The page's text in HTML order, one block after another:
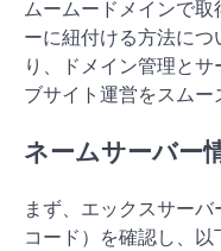
ムームードメインで
ーに紐付ける方法に
り、ドメイン管理と
ブサイト運営をスムー
ネームサーバー
まず、エックスサー
コード）を確認し、以